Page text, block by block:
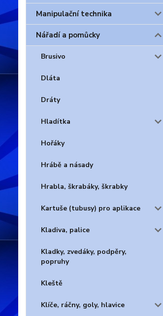
Manipulační technika
Nářadí a pomůcky
Brusivo
Dláta
Dráty
Hladítka
Hořáky
Hrábě a násady
Hrabla, škrabáky, škrabky
Kartuše (tubusy) pro aplikace
Kladiva, palice
Kladky, zvedáky, podpěry,
popruhy
Kleště
Klíče, ráčny, goly, hlavice